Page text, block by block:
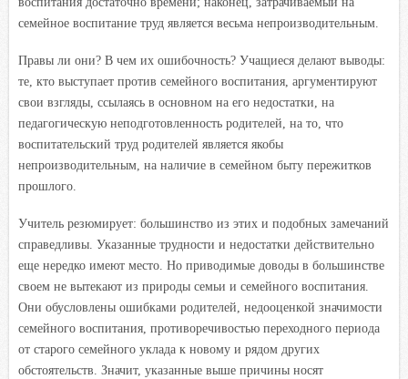
семейное воспитание труд является весьма непроизводительным.
Правы ли они? В чем их ошибочность? Учащиеся делают выводы:
те, кто выступает против семейного воспитания, аргументируют
свои взгляды, ссылаясь в основном на его недостатки, на
педагогическую неподготовленность родителей, на то, что
воспитательский труд родителей является якобы
непроизводительным, на наличие в семейном быту пережитков
прошлого.
Учитель резюмирует: большинство из этих и подобных замечаний
справедливы. Указанные трудности и недостатки действительно
еще нередко имеют место. Но приводимые доводы в большинстве
своем не вытекают из природы семьи и семейного воспитания.
Они обусловлены ошибками родителей, недооценкой значимости
семейного воспитания, противоречивостью переходного периода
от старого семейного уклада к новому и рядом других
обстоятельств. Значит, указанные выше причины носят